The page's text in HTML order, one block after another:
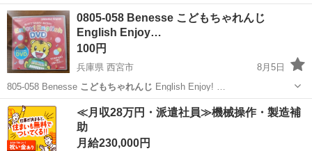
兵庫 西宮市 DVD/ブルーレイ シアター
0805-058 Benesse こどもちゃれんじ
English Enjoy…
100円
兵庫県 西宮市
8月5日
805-058 Benesse こどもちゃれんじ English Enjoy! …
兵庫 西宮市 DVD/ブルーレイ English
≪月収28万円・派遣社員≫機械操作・製造補
助
月給230,000円